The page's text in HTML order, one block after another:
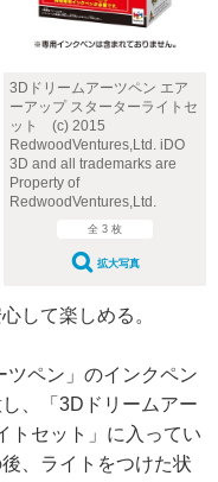
3Dドリームアーツペン エア
ーアップ スターターライトセ
ット (c) 2015
RedwoodVentures,Ltd. iDO
3D and all trademarks are
Property of
RedwoodVentures,Ltd.
全 3 枚
拡大写真
して楽しめる。
ペン」のインクペン
、「3Dドリームアー
トセット」に入ってい
、ライトをつけた状